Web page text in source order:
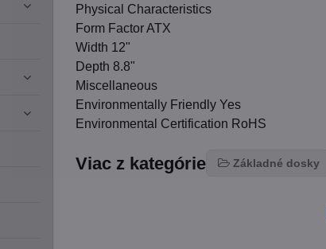
Physical Characteristics
Form Factor ATX
Width 12"
Depth 8.8"
Miscellaneous
Environmentally Friendly Yes
Environmental Certification RoHS
Viac z kategórie Základné dosky